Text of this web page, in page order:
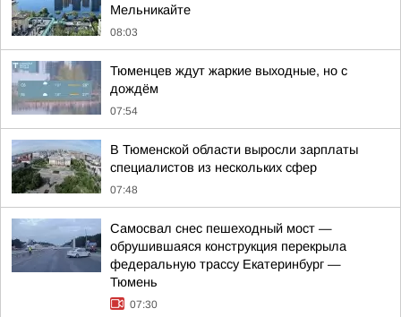
Мельникайте
08:03
Тюменцев ждут жаркие выходные, но с
дождём
07:54
В Тюменской области выросли зарплаты
специалистов из нескольких сфер
07:48
Самосвал снес пешеходный мост —
обрушившаяся конструкция перекрыла
федеральную трассу Екатеринбург —
Тюмень
07:30